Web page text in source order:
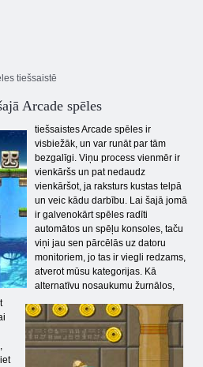
tiešsaistē
Arcade spēles
tiešsaistes Arcade spēles ir
visbiežāk, un var runāt par tām
bezgalīgi. Viņu process vienmēr ir
vienkāršs un pat nedaudz
vienkāršot, ja raksturs kustas telpā
un veic kādu darbību. Lai šajā jomā
ir galvenokārt spēles radīti
automātos un spēļu konsoles, taču
viņi jau sen pārcēlās uz datoru
monitoriem, jo ​​tas ir viegli redzams,
atverot mūsu kategorijas. Kā
alternatīvu nosaukumu žurnālos,